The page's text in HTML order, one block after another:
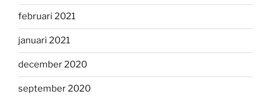
februari 2021
januari 2021
december 2020
september 2020